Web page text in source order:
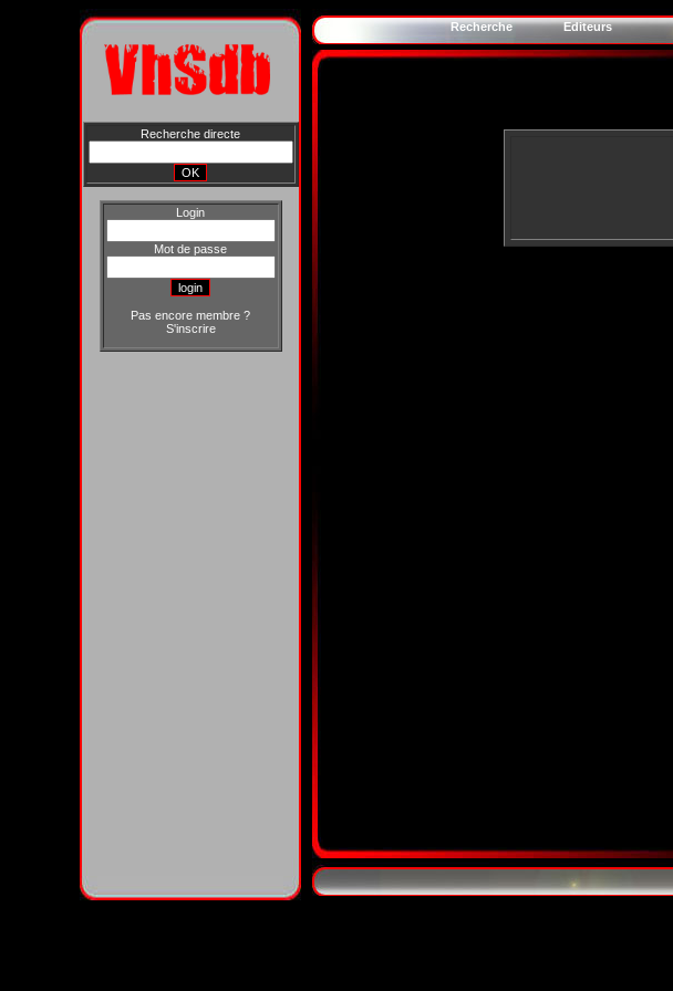
Recherche directe
Login
Mot de passe
Pas encore membre ?
S'inscrire
Recherche Editeurs